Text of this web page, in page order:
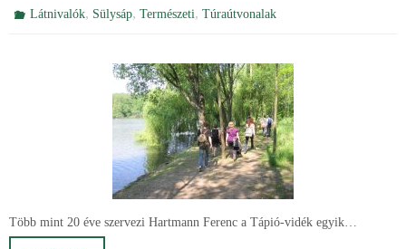
Látnivalók, Sülysáp,Természeti,Túraútvonalak
Több mint 20 éve szervezi Hartmann Ferenc a Tápió-vidék egyik…